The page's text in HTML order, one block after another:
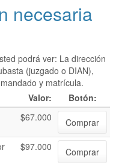
necesaria
podrá ver: La dirección
(juzgado o DIAN),
y matrícula.
Valor:
Botón:
$67.000
Comprar
$97.000 Comprar